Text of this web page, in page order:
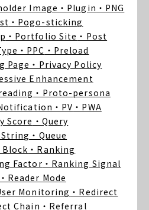
Image ・Plugin ・PNG
・Pogo-sticking
・Portfolio Site ・Post
・PPC ・Preload
Page ・Privacy Policy
Enhancement
・Proto-persona
・PV ・PWA
Score ・Query
String ・Queue
Block ・Ranking
Factor ・Ranking Signal
・Reader Mode
Monitoring ・Redirect
Chain ・Referral